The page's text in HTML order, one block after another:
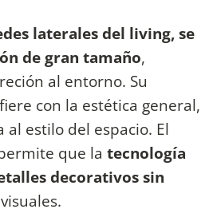
laterales del living, se
de gran tamaño,
al entorno. Su
con la estética general,
al estilo del espacio. El
que la tecnología
decorativos sin
visuales.